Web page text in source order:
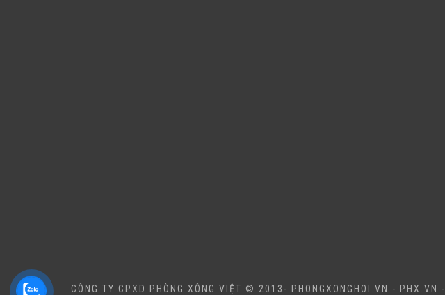
CÔNG TY CPXD PHÒNG XÔNG VIỆT © 2013- PHONGXONGHOI.VN - PHX.VN -